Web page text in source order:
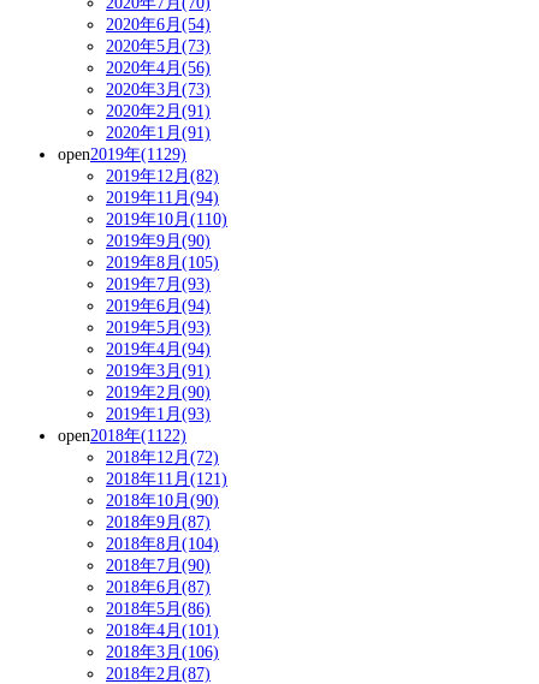
2020年6月(54)
2020年5月(73)
2020年4月(56)
2020年3月(73)
2020年2月(91)
2020年1月(91)
open2019年(1129)
2019年12月(82)
2019年11月(94)
2019年10月(110)
2019年9月(90)
2019年8月(105)
2019年7月(93)
2019年6月(94)
2019年5月(93)
2019年4月(94)
2019年3月(91)
2019年2月(90)
2019年1月(93)
open2018年(1122)
2018年12月(72)
2018年11月(121)
2018年10月(90)
2018年9月(87)
2018年8月(104)
2018年7月(90)
2018年6月(87)
2018年5月(86)
2018年4月(101)
2018年3月(106)
2018年2月(87)